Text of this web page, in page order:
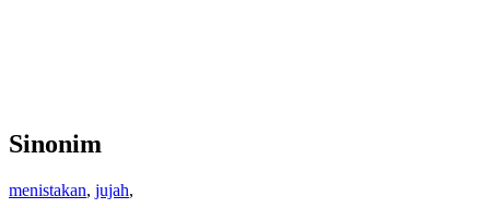
Sinonim
menistakan, jujah,